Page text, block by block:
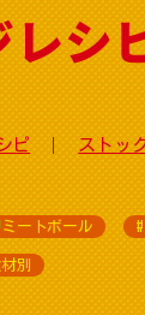
シ
ピ ストッ
ミートボール
別